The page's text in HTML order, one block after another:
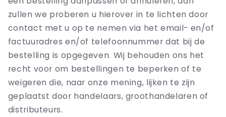
zullen we proberen u hierover in te lichten door
contact met u op te nemen via het email- en/of
factuuradres en/of telefoonnummer dat bij de
bestelling is opgegeven. Wij behouden ons het
recht voor om bestellingen te beperken of te
weigeren die, naar onze mening, lijken te zijn
geplaatst door handelaars, groothandelaren of
distributeurs.